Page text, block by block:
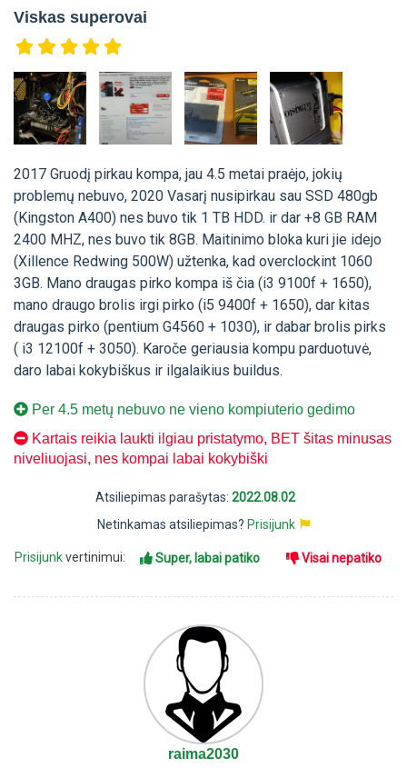
Viskas superovai
2017 Gruodį pirkau kompa, jau 4.5 metai praėjo, jokių
problemų nebuvo, 2020 Vasarį nusipirkau sau SSD 480gb
(Kingston A400) nes buvo tik 1 TB HDD. ir dar +8 GB RAM
2400 MHZ, nes buvo tik 8GB. Maitinimo bloka kuri jie idejo
(Xillence Redwing 500W) užtenka, kad overclockint 1060
3GB. Mano draugas pirko kompa iš čia (i3 9100f + 1650),
mano draugo brolis irgi pirko (i5 9400f + 1650), dar kitas
draugas pirko (pentium G4560 + 1030), ir dabar brolis pirks
( i3 12100f + 3050). Karoče geriausia kompu parduotuvė,
daro labai kokybiškus ir ilgalaikius buildus.
Per 4.5 metų nebuvo ne vieno kompiuterio gedimo
Kartais reikia laukti ilgiau pristatymo, BET šitas minusas
niveliuojasi, nes kompai labai kokybiški
Atsiliepimas parašytas: 2022.08.02
Netinkamas atsiliepimas? Prisijunk
Prisijunkvertinimui: Super, labai patiko Visai nepatiko
raima2030